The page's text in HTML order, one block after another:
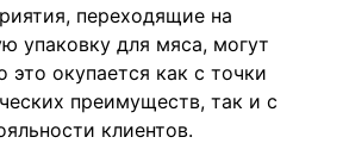
переходящие на
упаковку для мяса, могут
это окупается как с точки
преимуществ, так и с
клиентов.